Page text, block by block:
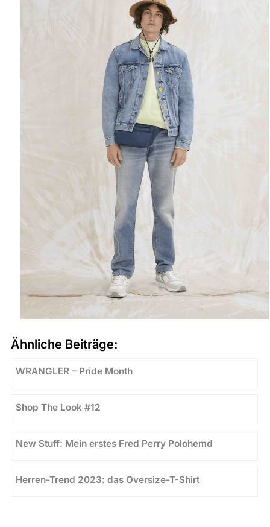
Ähnliche Beiträge:
WRANGLER – Pride Month
Shop The Look #12
New Stuff: Mein erstes Fred Perry Polohemd
Herren-Trend 2023: das Oversize-T-Shirt